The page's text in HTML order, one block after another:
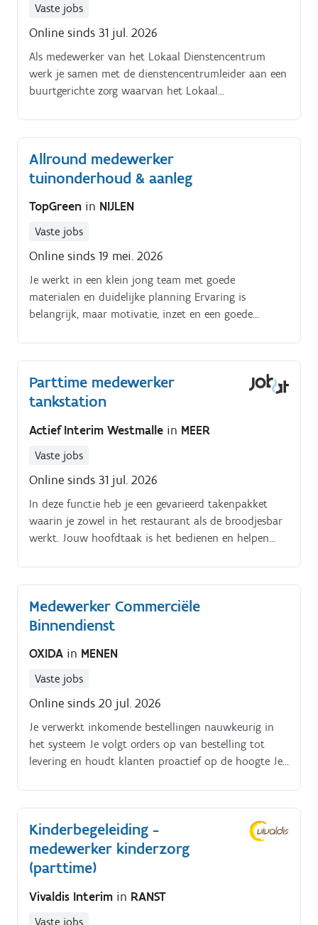
Vaste jobs
Online sinds 31 jul. 2026
Als medewerker van het Lokaal Dienstencentrum
werk je samen met de dienstencentrumleider aan een
buurtgerichte zorg waarvan het Lokaal
Je staat in voor de administratieve en logistieke
ondersteuning van het LDC. Je begeleidt mee
activiteiten, je ondersteunt vrijwilligers en springt bij
waar nodig. Je geeft de wekelijkse sessie ‘sport voor
Allround medewerker
tuinonderhoud & aanleg
TopGreen in NIJLEN
Vaste jobs
Online sinds 19 mei. 2026
Je werkt in een klein jong team met goede
materialen en duidelijke planning Ervaring is
belangrijk, maar motivatie, inzet en een goede
Parttime medewerker
tankstation
Actief Interim Westmalle in MEER
Vaste jobs
Online sinds 31 jul. 2026
In deze functie heb je een gevarieerd takenpakket
waarin je zowel in het restaurant als de broodjesbar
werkt. Jouw hoofdtaak is het bedienen en helpen
Medewerker Commerciële
Binnendienst
OXIDA in MENEN
Vaste jobs
Online sinds 20 jul. 2026
Je verwerkt inkomende bestellingen nauwkeurig in
het systeem Je volgt orders op van bestelling tot
levering en houdt klanten proactief op de hoogte Je
oplossingsgerichte manier Je ondersteunt de
commerciële binnendienst met diverse
administratieve taken Je werkt dagelijks samen met
collega's van sales en andere interne diensten
Kinderbegeleiding -
medewerker kinderzorg
(parttime)
Vivaldis Interim in RANST
Vaste jobs